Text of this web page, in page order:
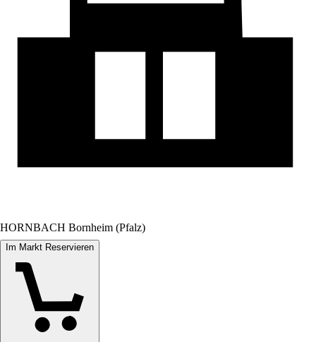
HORNBACH Bornheim (Pfalz)
Im Markt Reservieren